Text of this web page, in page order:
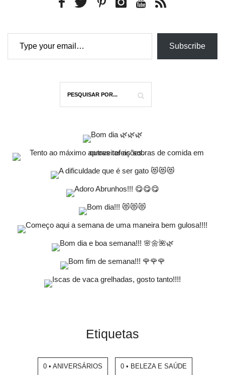
Type your email…
Subscribe
Etiquetas
0 • ANIVERSÁRIOS 0 • BELEZA E SAÚDE